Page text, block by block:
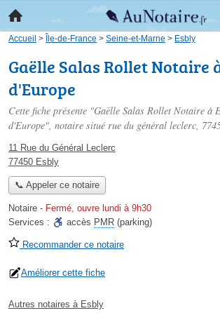
Accueil > Île-de-France > Seine-et-Marne > Esbly
Gaëlle Salas Rollet Notaire
d'Europe
Cette fiche présente "Gaëlle Salas Rollet Notaire à
d'Europe", notaire situé rue du général leclerc,
11 Rue du Général Leclerc
77450 Esbly
📞 Appeler ce notaire
Notaire - Fermé, ouvre lundi à 9h30
Services :
accès PMR (parking)
Recommander ce notaire
Améliorer cette fiche
Autres notaires à Esbly